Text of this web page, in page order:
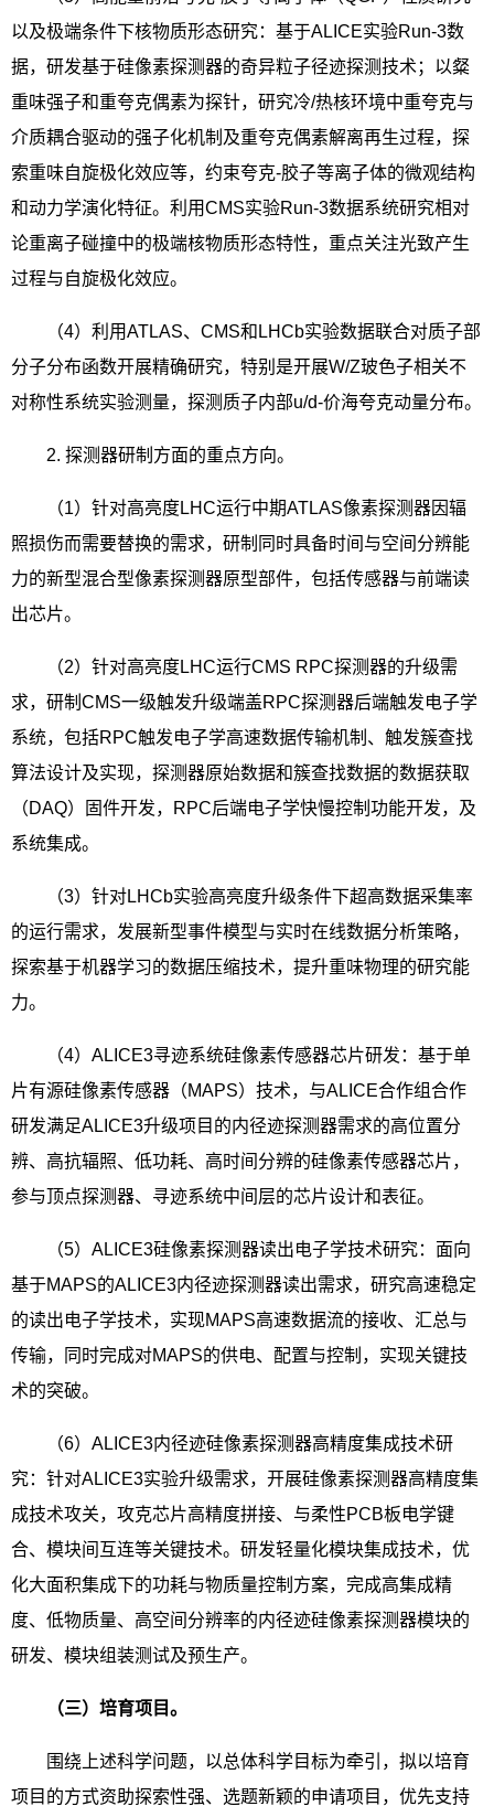
以及极端条件下核物质形态研究：基于ALICE实验Run-3数
据，研发基于硅像素探测器的奇异粒子径迹探测技术；以粲
重味强子和重夸克偶素为探针，研究冷/热核环境中重夸克与
介质耦合驱动的强子化机制及重夸克偶素解离再生过程，探
索重味自旋极化效应等，约束夸克-胶子等离子体的微观结构
和动力学演化特征。利用CMS实验Run-3数据系统研究相对
论重离子碰撞中的极端核物质形态特性，重点关注光致产生
过程与自旋极化效应。
（4）利用ATLAS、 CMS和 LHCb实验数据联合对质子部
分子分布函数开展精确研究，特别是开展W/Z玻色子相关不
对称性系统实验测量，探测质子内部u/d-价海夸克动量分布。
2. 探测器研制方面的重点方向。
（1）针对高亮度LHC运行中期ATLAS像素探测器因辐
照损伤而需要替换的需求，研制同时具备时间与空间分辨能
力的新型混合型像素探测器原型部件，包括传感器与前端读
出芯片。
（2）针对高亮度LHC运行CMS RPC探测器的升级需
求，研制 CMS一级触发升级端盖RPC探测器后端触发电子学
系统，包括RPC触发电子学高速数据传输机制、触发簇查找
算法设计及实现，探测器原始数据和簇查找数据的数据获取
（DAQ）固件开发， RPC后端电子学快慢控制功能开发，及
系统集成。
（3）针对LHCb实验高亮度升级条件下超高数据采集率
的运行需求，发展新型事件模型与实时在线数据分析策略，
探索基于机器学习的数据压缩技术，提升重味物理的研究能
力。
（4） ALICE3寻迹系统硅像素传感器芯片研发：基于单
片有源硅像素传感器（MAPS）技术，与ALICE合作组合作
研发满足ALICE3升级项目的内径迹探测器需求的高位置分
辨、高抗辐照、低功耗、高时间分辨的硅像素传感器芯片，
参与顶点探测器、寻迹系统中间层的芯片设计和表征。
（5） ALICE3硅像素探测器读出电子学技术研究：面向
基于MAPS的ALICE3内径迹探测器读出需求，研究高速稳定
的读出电子学技术，实现MAPS高速数据流的接收、汇总与
传输，同时完成对MAPS的供电、配置与控制，实现关键技
术的突破。
（6） ALICE3内径迹硅像素探测器高精度集成技术研
究：针对ALICE3实验升级需求，开展硅像素探测器高精度集
成技术攻关，攻克芯片高精度拼接、与柔性PCB板电学键
合、模块间互连等关键技术。研发轻量化模块集成技术，优
化大面积集成下的功耗与物质量控制方案，完成高集成精
度、低物质量、高空间分辨率的内径迹硅像素探测器模块的
研发、模块组装测试及预生产。
（三）培育项目。
围绕上述科学问题，以总体科学目标为牵引，拟以培育
项目的方式资助探索性强、选题新颖的申请项目，优先支持